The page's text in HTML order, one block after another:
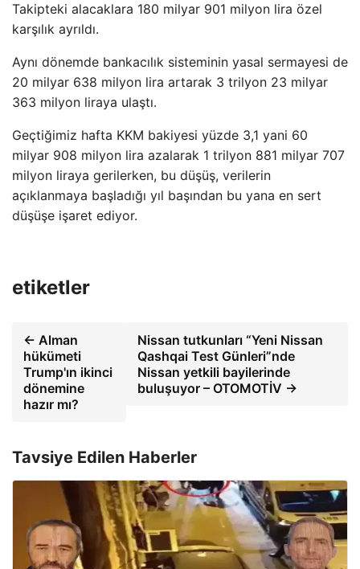
Takipteki alacaklara 180 milyar 901 milyon lira özel
karşılık ayrıldı.
Aynı dönemde bankacılık sisteminin yasal sermayesi de
20 milyar 638 milyon lira artarak 3 trilyon 23 milyar
363 milyon liraya ulaştı.
Geçtiğimiz hafta KKM bakiyesi yüzde 3,1 yani 60
milyar 908 milyon lira azalarak 1 trilyon 881 milyar 707
milyon liraya gerilerken, bu düşüş, verilerin
açıklanmaya başladığı yıl başından bu yana en sert
düşüşe işaret ediyor.
etiketler
← Alman
hükümeti
Trump'ın ikinci
dönemine
hazır mı?
Nissan tutkunları “Yeni Nissan
Qashqai Test Günleri”nde
Nissan yetkili bayilerinde
buluşuyor – OTOMOTİV →
Tavsiye Edilen Haberler